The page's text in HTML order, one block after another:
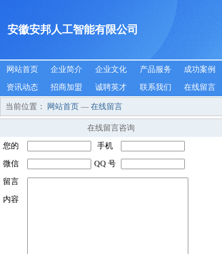
安徽安邦人工智能有限公司
网站首页 企业简介 企业文化 产品服务 成功案例
资讯动态 招商加盟 诚聘英才 联系我们 在线留言
当前位置： 网站首页 — 在线留言
在线留言咨询
您的
姓名
手机
号码
微信
号码
QQ 号
留言
内容